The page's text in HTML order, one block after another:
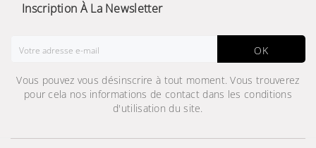
Inscription À La Newsletter
OK
Vous pouvez vous désinscrire à tout moment. Vous trouverez
pour cela nos informations de contact dans les conditions
d'utilisation du site.